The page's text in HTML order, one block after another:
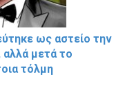
ως αστείο την
μετά το
τόλμη